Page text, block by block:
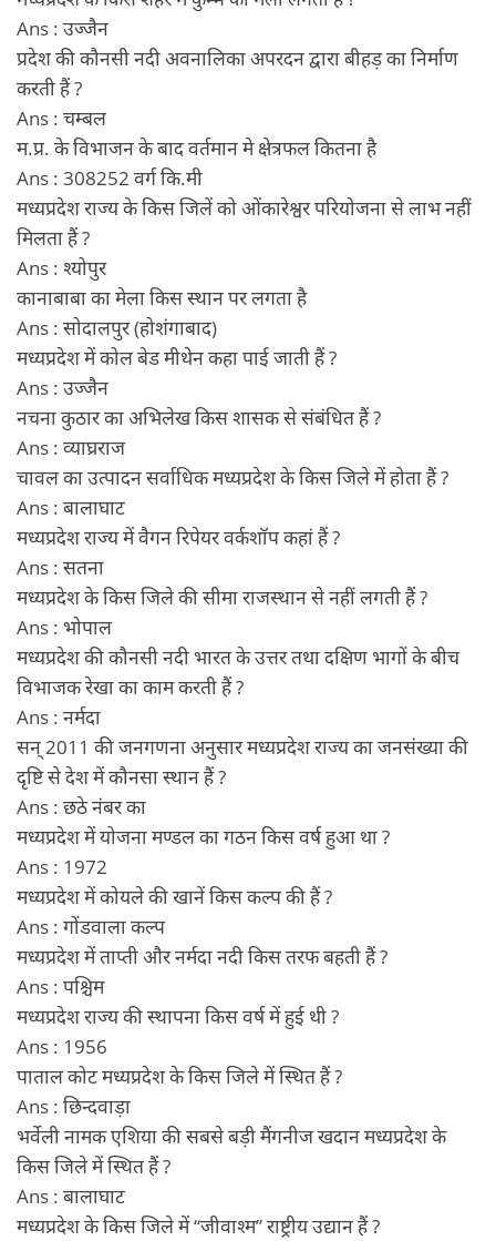
Ans : उज्जैन
प्रदेश की कौनसी नदी अवनालिका अपरदन द्वारा बीहड़ का निर्माण
करती हैं ?
Ans : चम्बल
म.प्र. के विभाजन के बाद वर्तमान मे क्षेत्रफल कितना है
Ans : 308252 वर्ग कि.मी
मध्यप्रदेश राज्य के किस जिलें को ओंकारेश्वर परियोजना से लाभ नहीं
मिलता हैं ?
Ans : श्योपुर
कानाबाबा का मेला किस स्थान पर लगता है
Ans : सोदालपुर (होशंगाबाद)
मध्यप्रदेश में कोल बेड मीथेन कहा पाई जाती हैं ?
Ans : उज्जैन
नचना कुठार का अभिलेख किस शासक से संबंधित हैं ?
Ans : व्याघ्रराज
चावल का उत्पादन सर्वाधिक मध्यप्रदेश के किस जिले में होता हैं ?
Ans : बालाघाट
मध्यप्रदेश राज्य में वैगन रिपेयर वर्कशॉप कहां हैं ?
Ans : सतना
मध्यप्रदेश के किस जिले की सीमा राजस्थान से नहीं लगती हैं ?
Ans : भोपाल
मध्यप्रदेश की कौनसी नदी भारत के उत्तर तथा दक्षिण भागों के बीच
विभाजक रेखा का काम करती हैं ?
Ans : नर्मदा
सन् 2011 की जनगणना अनुसार मध्यप्रदेश राज्य का जनसंख्या की
दृष्टि से देश में कौनसा स्थान हैं ?
Ans : छठे नंबर का
मध्यप्रदेश में योजना मण्डल का गठन किस वर्ष हुआ था ?
Ans : 1972
मध्यप्रदेश में कोयले की खानें किस कल्प की हैं ?
Ans : गोंडवाला कल्प
मध्यप्रदेश में ताप्ती और नर्मदा नदी किस तरफ बहती हैं ?
Ans : पश्चिम
मध्यप्रदेश राज्य की स्थापना किस वर्ष में हुई थी ?
Ans : 1956
पाताल कोट मध्यप्रदेश के किस जिले में स्थित हैं ?
Ans : छिन्दवाड़ा
भर्वेली नामक एशिया की सबसे बड़ी मैंगनीज खदान मध्यप्रदेश के
किस जिले में स्थित हैं ?
Ans : बालाघाट
मध्यप्रदेश के किस जिले में “जीवाश्म” राष्ट्रीय उद्यान हैं ?